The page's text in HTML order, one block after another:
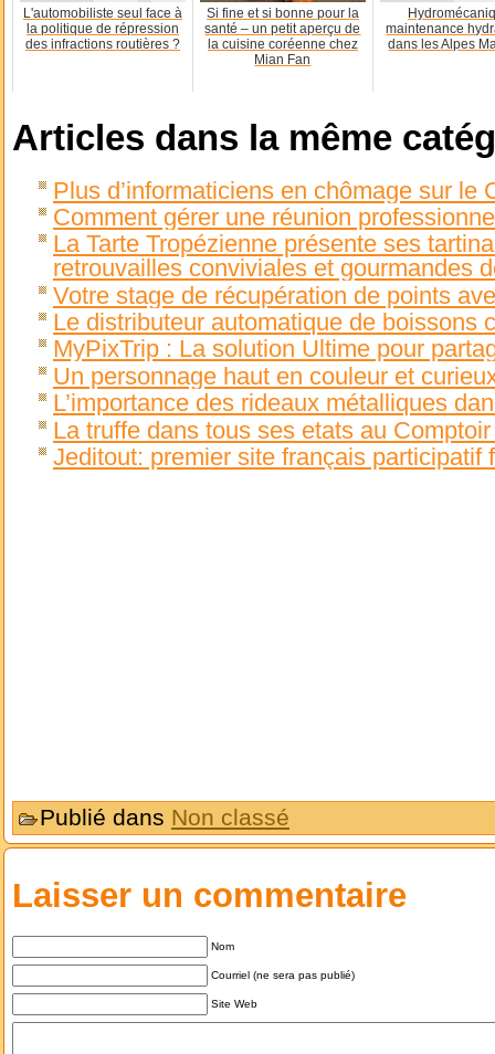
L'automobiliste seul face à
la politique de répression
des infractions routières ?
Si fine et si bonne pour la
santé – un petit aperçu de
la cuisine coréenne chez
Mian Fan
maintenance
dans les Alpes
Articles dans la même
Plus d’informaticiens en chômage sur le
Comment gérer une réunion
La Tarte Tropézienne présente ses
retrouvailles conviviales et gourmandes
Votre stage de récupération de points
Le distributeur automatique de boissons
MyPixTrip : La solution Ultime pour
Un personnage haut en couleur et
L’importance des rideaux métalliques
La truffe dans tous ses etats au
Jeditout: premier site français participatif
Publié dans Non classé
Laisser un commentaire
Nom
Courriel (ne sera pas publié)
Site Web